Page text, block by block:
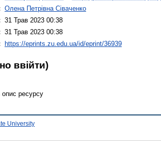
Олена Петрівна Сіваченко
31 Трав 2023 00:38
31 Трав 2023 00:38
https://eprints.zu.edu.ua/id/eprint/36939
ввійти)
ресурсу
University